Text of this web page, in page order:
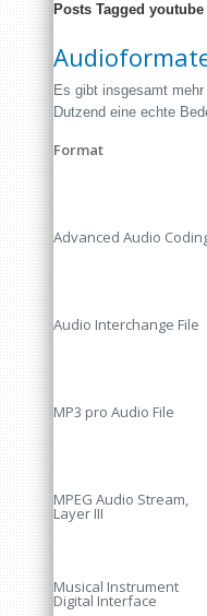
Posts Tagged
Es gibt insgesamt
Dutzend eine echte
Format
Advanced Audio
Audio Interchange File
MP3 pro Audio File
MPEG Audio Stream,
Layer III
Musical Instrument
Digital Interface